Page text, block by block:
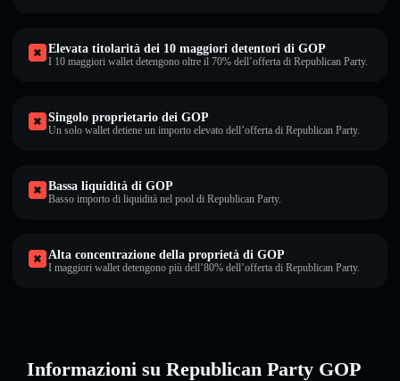
Elevata titolarità dei 10 maggiori detentori di GOP
I 10 maggiori wallet detengono oltre il 70% dell’offerta di Republican Party.
Singolo proprietario dei GOP
Un solo wallet detiene un importo elevato dell’offerta di Republican Party.
Bassa liquidità di GOP
Basso importo di liquidità nel pool di Republican Party.
Alta concentrazione della proprietà di GOP
I maggiori wallet detengono più dell’80% dell’offerta di Republican Party.
Informazioni su Republican Party GOP